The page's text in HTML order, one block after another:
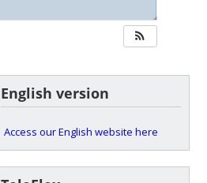
◢◢
English version
Access our English website here